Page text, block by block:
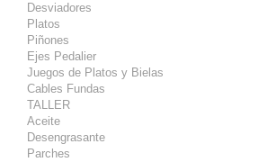
Desviadores
Platos
Piñones
Ejes Pedalier
Juegos de Platos y Bielas
Cables Fundas
TALLER
Aceite
Desengrasante
Parches